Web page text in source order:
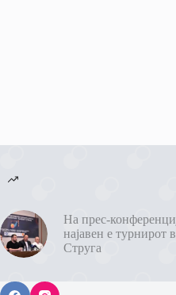
На прес-
најавен е турнирот
Струга